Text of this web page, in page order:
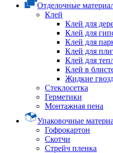
Отделочные
Клей
Клей для
Клей для
Клей для
Клей для
Клей для
Клей в
Жидкие
Стеклосетка
Герметики
Монтажная пена
Упаковочные
Гофрокартон
Скотчи
Стрейч пленка